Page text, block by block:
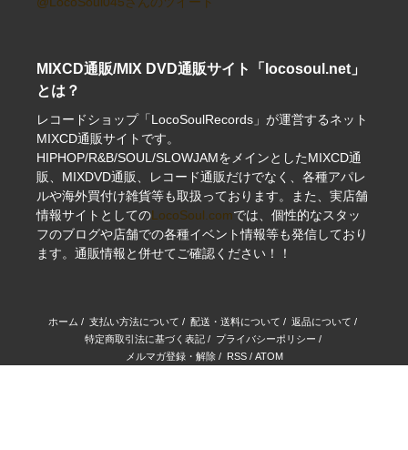
MIXCD通販/MIX DVD通販サイト「locosoul.net」
とは？
レコードショップ「LocoSoulRecords」が運営するネット
MIXCD通販サイトです。
HIPHOP/R&B/SOUL/SLOWJAMをメインとしたMIXCD通
販、MIXDVD通販、レコード通販だけでなく、各種アパレ
ルや海外買付け雑貨等も取扱っております。また、実店舗
情報サイトとしてのLocoSoul.comでは、個性的なスタッ
フのブログや店舗での各種イベント情報等も発信しており
ます。通販情報と併せてご確認ください！！
ホーム / 支払い方法について / 配送・送料について / 返品について /
特定商取引法に基づく表記/ プライバシーポリシー /
メルマガ登録・解除/ RSS/ ATOM